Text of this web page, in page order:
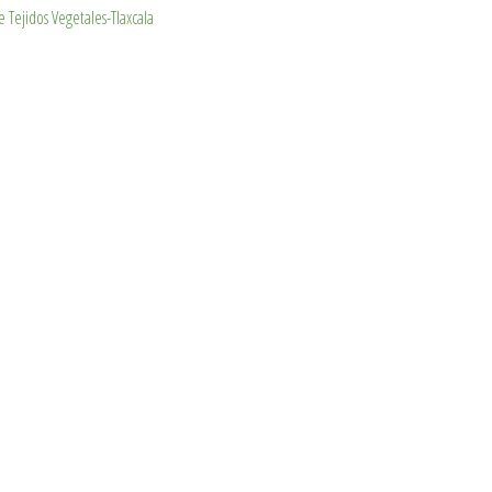
Vegetales-Tlaxcala